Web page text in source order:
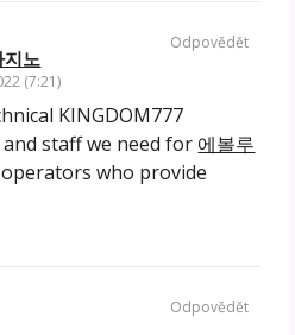
지노
(7:21)
KINGDOM777
staff we need for 에볼루
operators who provide
Odpovědět
Odpovědět